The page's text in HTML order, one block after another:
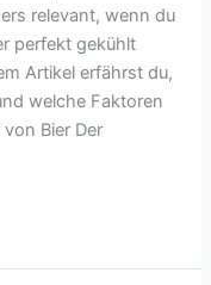
relevant, wenn du
perfekt gekühlt
Artikel erfährst du,
welche Faktoren
Bier Der